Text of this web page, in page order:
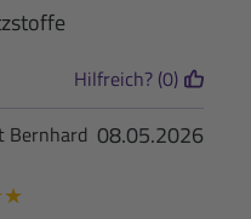
Hilfreich? (0)
08.05.2026
Bernhard
★